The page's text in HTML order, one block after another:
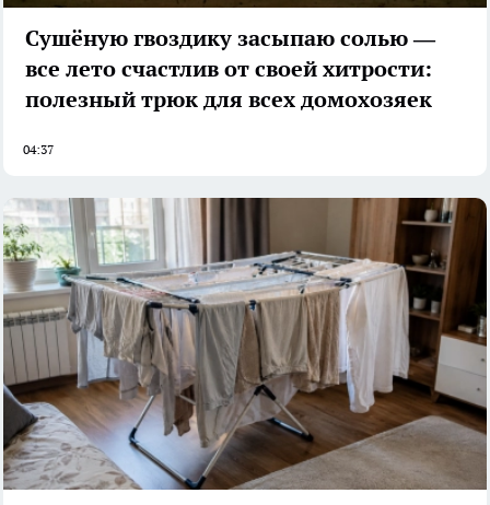
Сушёную гвоздику засыпаю солью —
все лето счастлив от своей хитрости:
полезный трюк для всех домохозяек
04:37